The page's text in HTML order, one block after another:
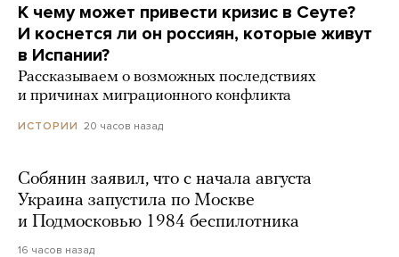
К чему может привести кризис в Сеуте?
И коснется ли он россиян, которые живут
в Испании?
Рассказываем о возможных последствиях
и причинах миграционного конфликта
ИСТОРИИ 20 часов назад
Собянин заявил, что с начала августа
Украина запустила по Москве
и Подмосковью 1984 беспилотника
16 часов назад